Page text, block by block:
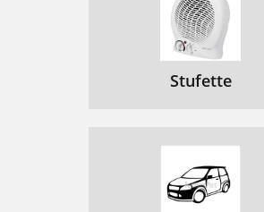
Stufette